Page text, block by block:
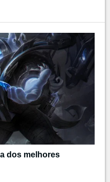
dos melhores